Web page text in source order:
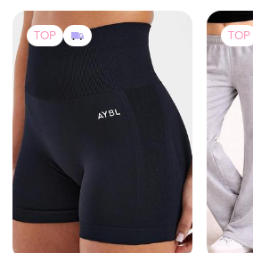
TOP TOP